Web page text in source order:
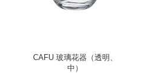
CAFU 玻璃花器（透明、
中）